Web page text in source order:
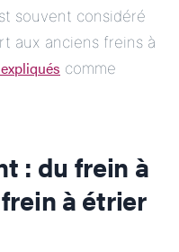
souvent considéré
aux anciens freins à
comme
: du frein à
à étrier